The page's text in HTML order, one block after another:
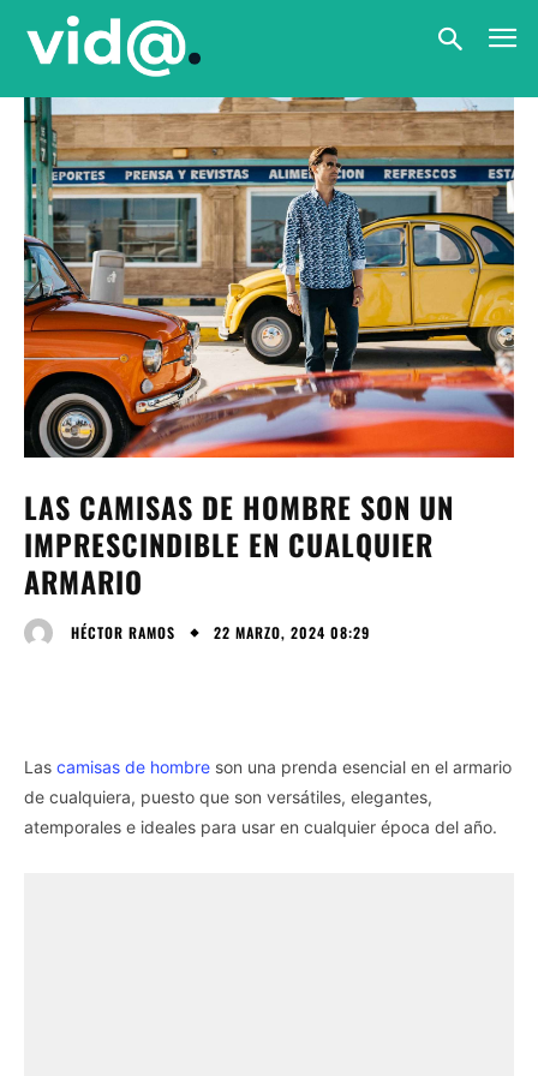
LAS CAMISAS DE HOMBRE SON UN
IMPRESCINDIBLE EN CUALQUIER
ARMARIO
HÉCTOR RAMOS 22 MARZO, 2024 08:29
Las camisas de hombre son una prenda esencial en el armario
de cualquiera, puesto que son versátiles, elegantes,
atemporales e ideales para usar en cualquier época del año.